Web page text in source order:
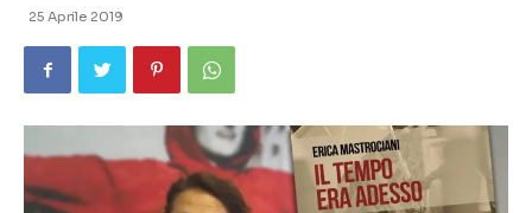
25 Aprile 2019